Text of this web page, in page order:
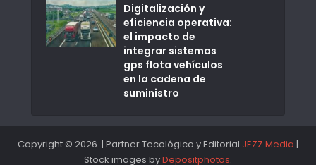
Digitalización y
eficiencia operativa:
el impacto de
integrar sistemas
gps flota vehículos
en la cadena de
suministro
Copyright © 2026. | Partner Tecológico y Editorial JEZZ Media |
Stock images byDepositphotos.